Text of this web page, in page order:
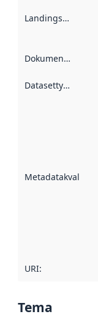
Landingsside
Dokumentasjon
Datasettype
Metadatakvalitet
URI:
Tema